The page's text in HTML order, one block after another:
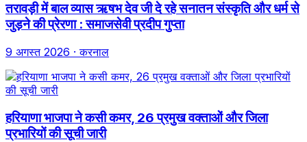
तरावड़ी में बाल व्यास ऋषभ देव जी दे रहे सनातन संस्कृति और धर्म से
जुड़ने की प्रेरणा : समाजसेवी प्रदीप गुप्ता
9 अगस्त 2026 · करनाल
हरियाणा भाजपा ने कसी कमर, 26 प्रमुख वक्ताओं और जिला
प्रभारियों की सूची जारी